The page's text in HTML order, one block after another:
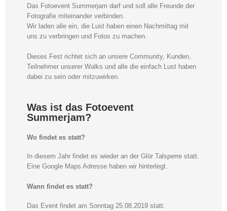
Das Fotoevent Summerjam darf und soll alle Freunde der
Fotografie miteinander verbinden.
Wir laden alle ein, die Lust haben einen Nachmittag mit
uns zu verbringen und Fotos zu machen.
Dieses Fest richtet sich an unsere Community, Kunden,
Teilnehmer unserer Walks und alle die einfach Lust haben
dabei zu sein oder mitzuwirken.
Was ist das Fotoevent
Summerjam?
Wo findet es statt?
In diesem Jahr findet es wieder an der Glör Talsperre statt.
Eine Google Maps Adresse haben wir hinterlegt.
Wann findet es statt?
Das Event findet am Sonntag 25.08.2019 statt.